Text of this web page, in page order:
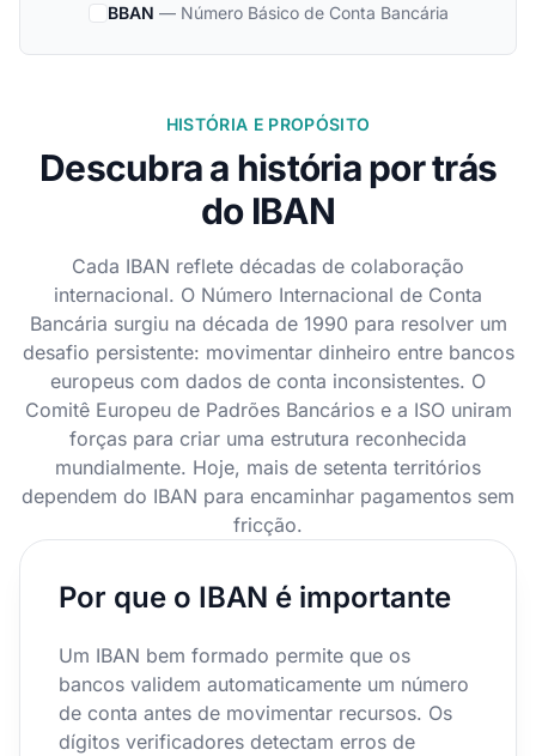
BBAN — Número Básico de Conta Bancária
HISTÓRIA E PROPÓSITO
Descubra a história por trás
do IBAN
Cada IBAN reflete décadas de colaboração
internacional. O Número Internacional de Conta
Bancária surgiu na década de 1990 para resolver um
desafio persistente: movimentar dinheiro entre bancos
europeus com dados de conta inconsistentes. O
Comitê Europeu de Padrões Bancários e a ISO uniram
forças para criar uma estrutura reconhecida
mundialmente. Hoje, mais de setenta territórios
dependem do IBAN para encaminhar pagamentos sem
fricção.
Por que o IBAN é importante
Um IBAN bem formado permite que os
bancos validem automaticamente um número
de conta antes de movimentar recursos. Os
dígitos verificadores detectam erros de